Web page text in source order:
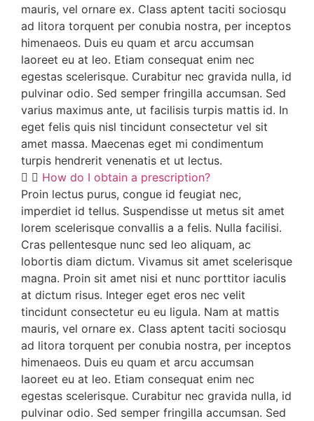
mauris, vel ornare ex. Class aptent taciti sociosqu
ad litora torquent per conubia nostra, per inceptos
himenaeos. Duis eu quam et arcu accumsan
laoreet eu at leo. Etiam consequat enim nec
egestas scelerisque. Curabitur nec gravida nulla, id
pulvinar odio. Sed semper fringilla accumsan. Sed
varius maximus ante, ut facilisis turpis mattis id. In
eget felis quis nisl tincidunt consectetur vel sit
amet massa. Maecenas eget mi condimentum
turpis hendrerit venenatis et ut lectus.
How do I obtain a prescription?
Proin lectus purus, congue id feugiat nec,
imperdiet id tellus. Suspendisse ut metus sit amet
lorem scelerisque convallis a a felis. Nulla facilisi.
Cras pellentesque nunc sed leo aliquam, ac
lobortis diam dictum. Vivamus sit amet scelerisque
magna. Proin sit amet nisi et nunc porttitor iaculis
at dictum risus. Integer eget eros nec velit
tincidunt consectetur eu eu ligula. Nam at mattis
mauris, vel ornare ex. Class aptent taciti sociosqu
ad litora torquent per conubia nostra, per inceptos
himenaeos. Duis eu quam et arcu accumsan
laoreet eu at leo. Etiam consequat enim nec
egestas scelerisque. Curabitur nec gravida nulla, id
pulvinar odio. Sed semper fringilla accumsan. Sed